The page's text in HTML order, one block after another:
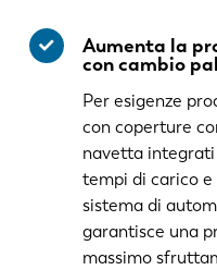
Aumenta la
con cambio
Per esigenze
con coperture
navetta
tempi di carico e
sistema di
garantisce una
massimo